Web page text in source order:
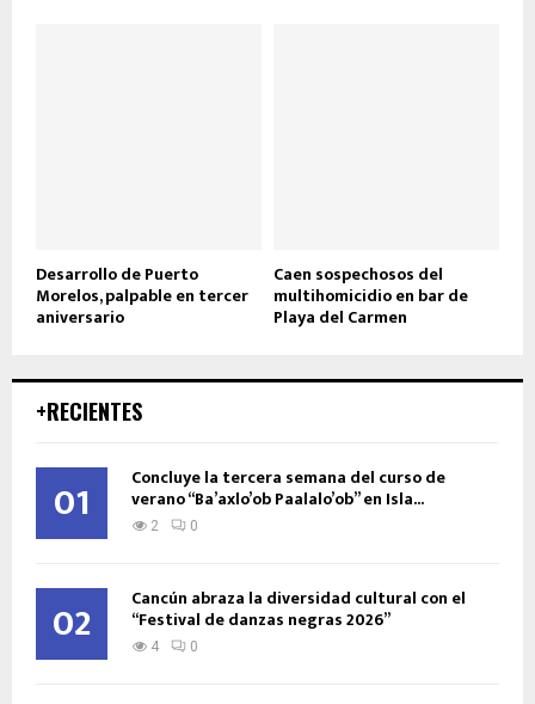
Desarrollo de Puerto
Morelos, palpable en tercer
aniversario
Caen sospechosos del
multihomicidio en bar de
Playa del Carmen
+RECIENTES
01 Concluye la tercera semana del curso de
verano “Ba’axlo’ob Paalalo’ob” en Isla...
2 0
02 Cancún abraza la diversidad cultural con el
“Festival de danzas negras 2026”
4 0